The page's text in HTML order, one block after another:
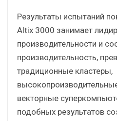
Результаты испытаний
Altix 3000 занимает
производительности и
производительность,
традиционные кластеры,
векторные
подобных результатов